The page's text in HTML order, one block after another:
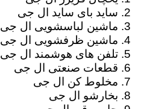
ساید بای ساید ال جی
ماشین لباسشویی ال جی
ماشین ظرفشویی ال جی
تلفن های هوشمند ال جی
قطعات صنعتی ال جی
مخلوط کن ال جی
بخارشو ال جی